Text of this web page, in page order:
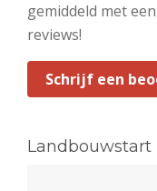
gemiddeld met een
reviews!
Schrijf een